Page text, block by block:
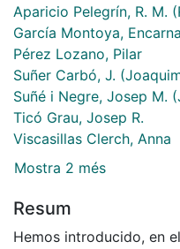
Aparicio Pelegrín, R. M.
García Montoya, Encarna
Pérez Lozano, Pilar
Suñer Carbó, J.
Suñé i Negre, Josep M.
Ticó Grau, Josep R.
Viscasillas Clerch, Anna
Mostra 2 més
Resum
Hemos introducido, en